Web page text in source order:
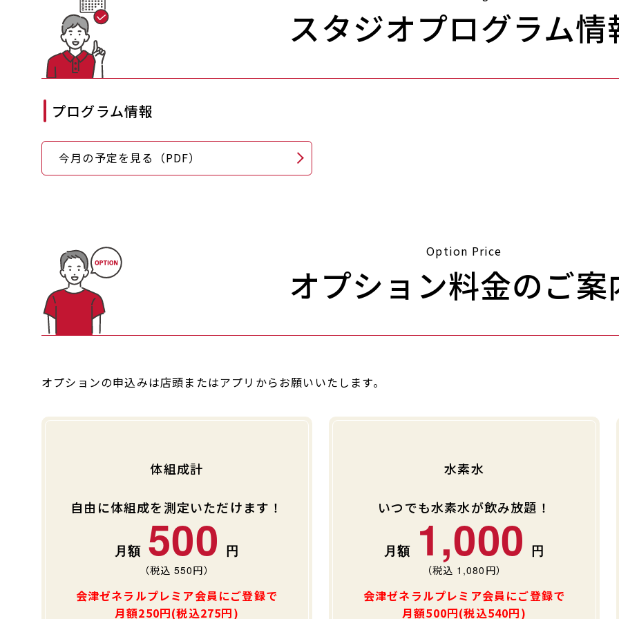
スタジオプログラム情
プログラム情報
今月の予定を見る（PDF）
Option Price
オプション料金のご案
オプションの申込みは店頭またはアプリからお願いいたします。
体組成計
自由に体組成を測定いただけます！
500
（税込 550円）
会津ゼネラルプレミア会員にご登録で
月額250円(税込275円)
水素水
いつでも水素水が飲み放題！
1,000
（税込 1,080 円）
会津ゼネラルプレミア会員にご登録で
月額500円(税込540円)